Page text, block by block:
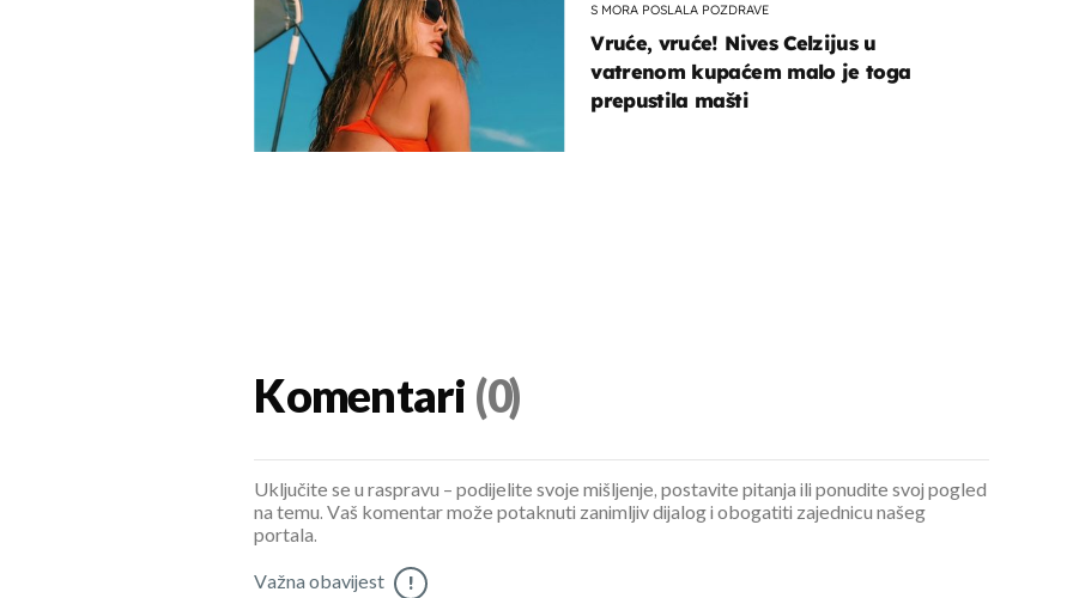
S MORA POSLALA POZDRAVE
Vruće, vruće! Nives Celzijus u
vatrenom kupaćem malo je toga
prepustila mašti
Komentari (0)
Uključite se u raspravu – podijelite svoje mišljenje, postavite pitanja ili ponudite svoj pogled
na temu. Vaš komentar može potaknuti zanimljiv dijalog i obogatiti zajednicu našeg
portala.
Važna obavijest !